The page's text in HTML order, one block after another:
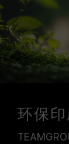
环保